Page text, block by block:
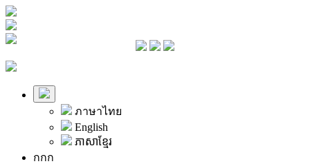
ภาษาไทย
English
ភាសាខ្មែរ
กกก